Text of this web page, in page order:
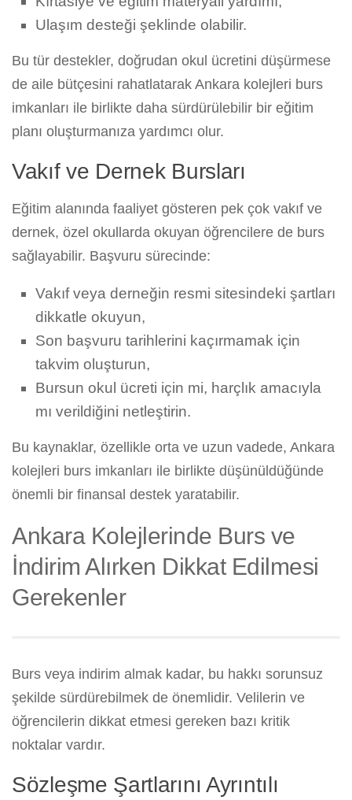
Ulaşım desteği şeklinde olabilir.
Bu tür destekler, doğrudan okul ücretini düşürmese
de aile bütçesini rahatlatarak Ankara kolejleri burs
imkanları ile birlikte daha sürdürülebilir bir eğitim
planı oluşturmanıza yardımcı olur.
Vakıf ve Dernek Bursları
Eğitim alanında faaliyet gösteren pek çok vakıf ve
dernek, özel okullarda okuyan öğrencilere de burs
sağlayabilir. Başvuru sürecinde:
Vakıf veya derneğin resmi sitesindeki şartları
dikkatle okuyun,
Son başvuru tarihlerini kaçırmamak için
takvim oluşturun,
Bursun okul ücreti için mi, harçlık amacıyla
mı verildiğini netleştirin.
Bu kaynaklar, özellikle orta ve uzun vadede, Ankara
kolejleri burs imkanları ile birlikte düşünüldüğünde
önemli bir finansal destek yaratabilir.
Ankara Kolejlerinde Burs ve
İndirim Alırken Dikkat Edilmesi
Gerekenler
Burs veya indirim almak kadar, bu hakkı sorunsuz
şekilde sürdürebilmek de önemlidir. Velilerin ve
öğrencilerin dikkat etmesi gereken bazı kritik
noktalar vardır.
Sözleşme Şartlarını Ayrıntılı